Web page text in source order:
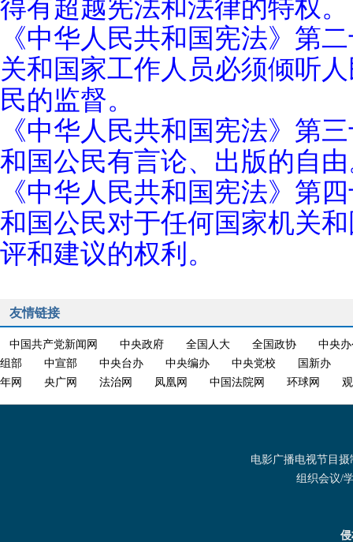
得有超越宪法和法律的特权。
《中华人民共和国宪法》第
关和国家工作人员必须倾听
民的监督。
《中华人民共和国宪法》第
和国公民有言论、出版的自
《中华人民共和国宪法》第
和国公民对于任何国家机关
评和建议的权利。
友情链接
中国共产党新闻网 中央政府 全国人大 全国政协
中央
组部
中宣部 中央台办 中央编办 中央党校
国新办
年网
央广网 法治网 凤凰网 中国法院网 环球网
电影广播电视节目摄
组织会议/